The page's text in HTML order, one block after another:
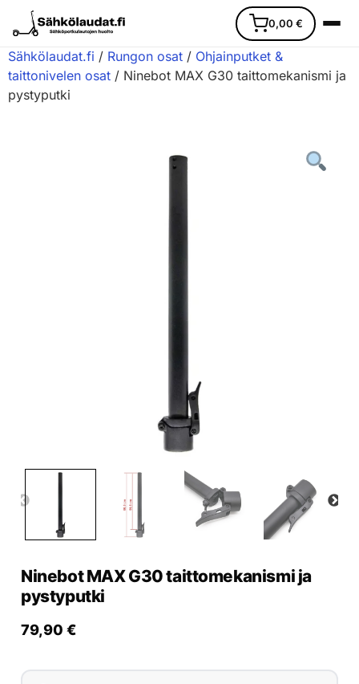
0,00 €
Varaa huolto
Sähkölaudat.fi / Rungon osat / Ohjainputket &
taittonivelen osat / Ninebot MAX G30 taittomekanismi ja
pystyputki
Ninebot MAX G30 taittomekanismi ja
pystyputki
79,90 €